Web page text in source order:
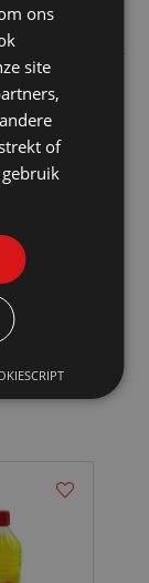
het
allerlei
keukens,
ons
site
of